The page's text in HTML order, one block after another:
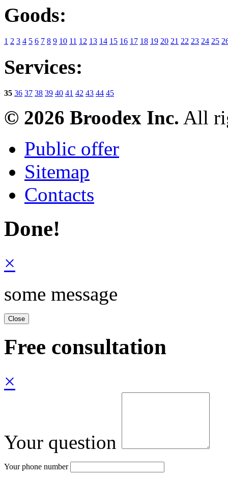
Goods:
1 2 3 4 5 6 7 8 9 10 11 12 13 14 15 16 17 18 19 20 21 22 23 24 25
Services:
35 36 37 38 39 40 41 42 43 44 45
© 2026 Broodex Inc. All
Public offer
Sitemap
Contacts
Done!
×
some message
Free consultation
×
Your question
Your phone number